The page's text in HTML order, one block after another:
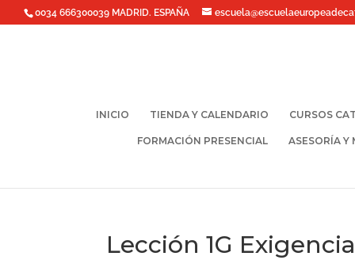
0034 666300039 MADRID. ESPAÑA
INICIO TIENDA Y CALENDARIO CURSOS
FORMACIÓN PRESENCIAL ASESORÍA Y
Lección 1G